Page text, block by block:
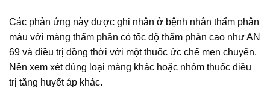
Các phản ứng này được ghi nhân ở bệnh nhân thẩm phân
máu với màng thẩm phân có tốc độ thẩm phân cao như AN
69 và điều trị đồng thời với một thuốc ức chế men chuyển.
Nên xem xét dùng loại màng khác hoặc nhóm thuốc điều
trị tăng huyết áp khác.